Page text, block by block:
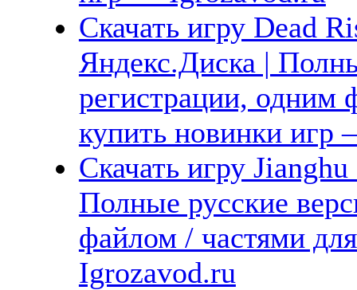
Скачать игру Dead
Яндекс.Диска |
регистрации, одним
купить новинки
Скачать игру
Полные русские
файлом / частями
Igrozavod.ru